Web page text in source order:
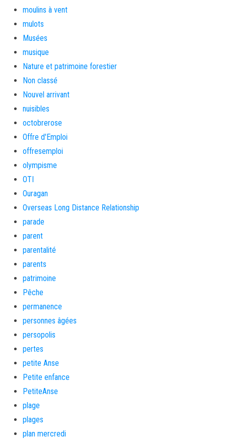
moulins à vent
mulots
Musées
musique
Nature et patrimoine forestier
Non classé
Nouvel arrivant
nuisibles
octobrerose
Offre d'Emploi
offresemploi
olympisme
OTI
Ouragan
Overseas Long Distance Relationship
parade
parent
parentalité
parents
patrimoine
Pêche
permanence
personnes âgées
persopolis
pertes
petite Anse
Petite enfance
PetiteAnse
plage
plages
plan mercredi